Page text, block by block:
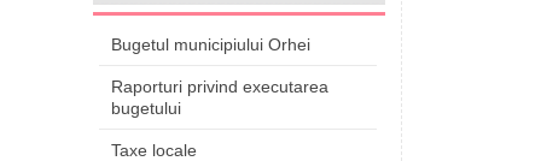
Bugetul municipiului Orhei
Raporturi privind executarea
bugetului
Taxe locale